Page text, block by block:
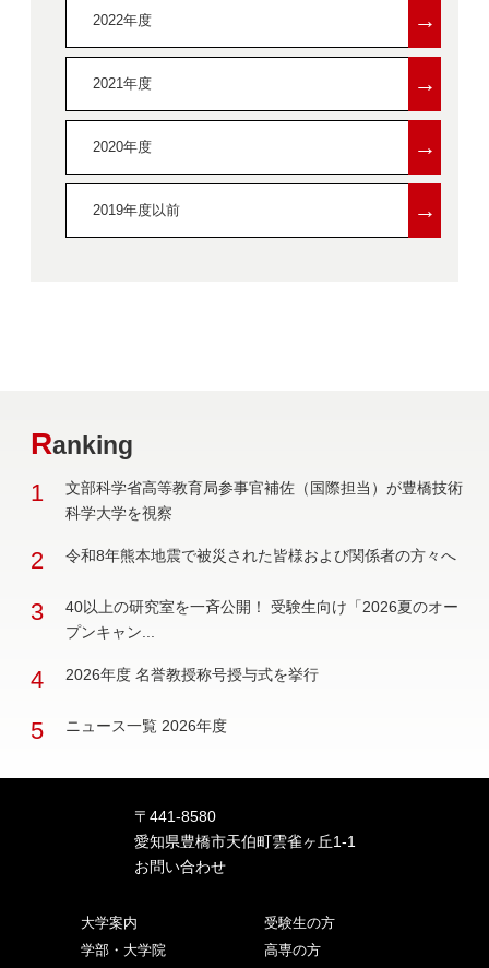
2022年度 →
2021年度 →
2020年度 →
2019年度以前 →
Ranking
1
文部科学省高等教育局参事官補佐（国際担当）が豊橋技術
科学大学を視察
2 令和8年熊本地震で被災された皆様および関係者の方々へ
3
40以上の研究室を一斉公開！ 受験生向け「2026夏のオー
プンキャン...
4 2026年度 名誉教授称号授与式を挙行
5 ニュース一覧 2026年度
〒441-8580
愛知県豊橋市天伯町雲雀ヶ丘1-1
お問い合わせ
大学案内
学部・大学院
受験生の方
高専の方